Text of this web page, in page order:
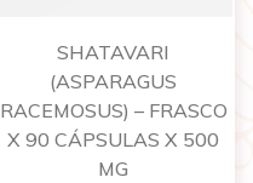
SHATAVARI
(ASPARAGUS
RACEMOSUS) – FRASCO
X 90 CÁPSULAS X 500
MG